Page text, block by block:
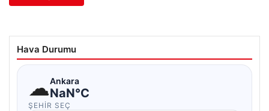
Hava Durumu
☁Ankara
NaN°C
ŞEHIR SEÇ